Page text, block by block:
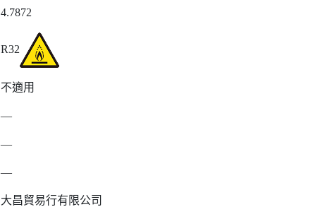
4.7872
R32
不適用
—
—
—
大昌貿易行有限公司